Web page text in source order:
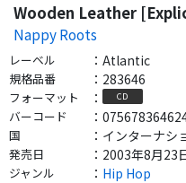
Wooden Leather
Nappy Roots
レーベル ： Atlantic
規格品番 ： 283646
フォーマット ： CD
バーコード ：
国 ： インターナ
発売日 ： 2003年8月23
ジャンル ： Hip Hop